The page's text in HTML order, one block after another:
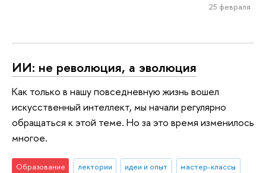
25 февраля
ИИ: не революция, а эволюция
Как только в нашу повседневную жизнь вошел
искусственный интеллект, мы начали регулярно
обращаться к этой теме. Но за это время изменилось
многое.
Образование лектории идеи и опыт
мастер-классы